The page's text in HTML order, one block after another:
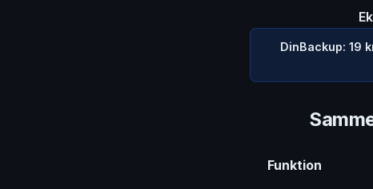
DinBackup: 19
Funktion